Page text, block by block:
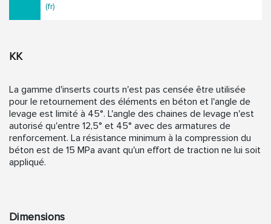
(fr)
KK
La gamme d'inserts courts n'est pas censée être utilisée
pour le retournement des éléments en béton et l'angle de
levage est limité à 45°. L'angle des chaines de levage n'est
autorisé qu'entre 12,5° et 45° avec des armatures de
renforcement. La résistance minimum à la compression du
béton est de 15 MPa avant qu'un effort de traction ne lui soit
appliqué.
Dimensions